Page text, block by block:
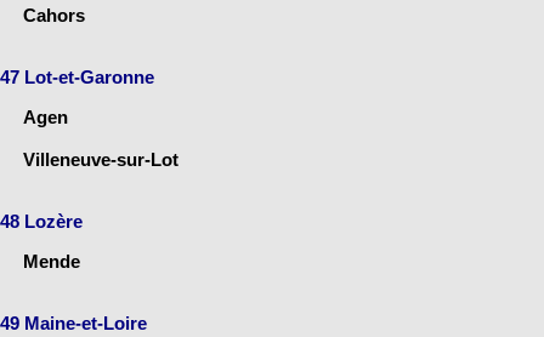
Cahors
47 Lot-et-Garonne
Agen
Villeneuve-sur-Lot
48 Lozère
Mende
49 Maine-et-Loire